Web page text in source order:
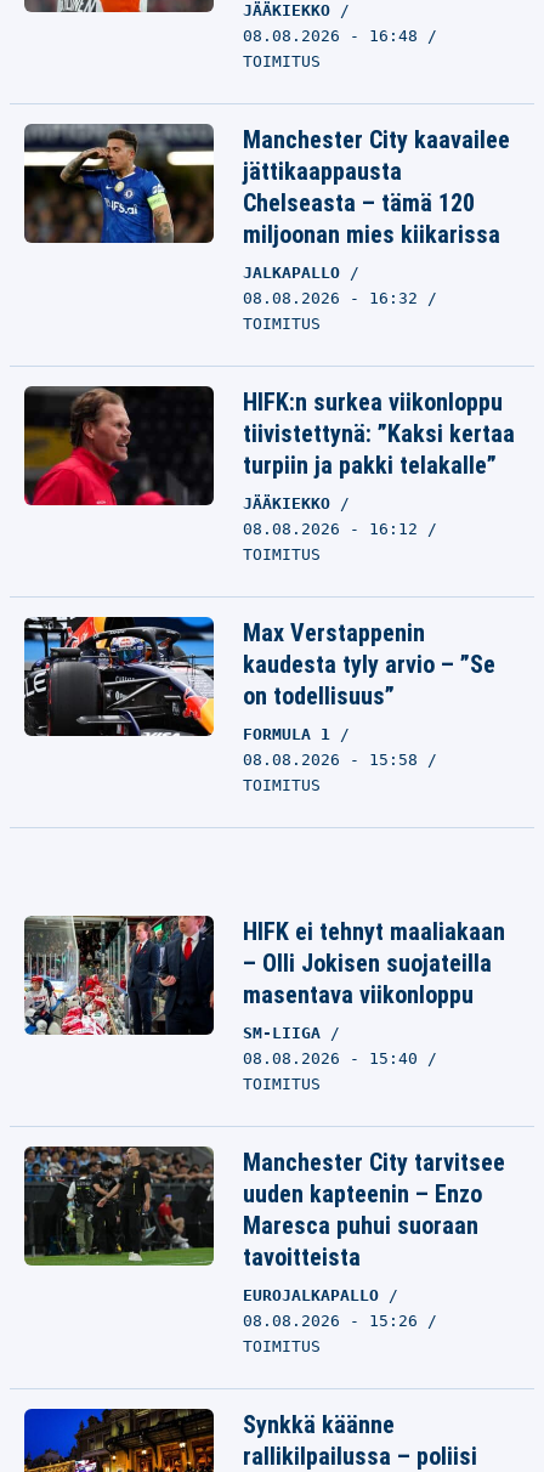
JÄÄKIEKKO
08.08.2026 - 16:48
TOIMITUS
Manchester City kaavailee
jättikaappausta
Chelseasta – tämä 120
miljoonan mies kiikarissa
JALKAPALLO
08.08.2026 - 16:32
TOIMITUS
HIFK:n surkea viikonloppu
tiivistettynä: ”Kaksi kertaa
turpiin ja pakki telakalle”
JÄÄKIEKKO
08.08.2026 - 16:12
TOIMITUS
Max Verstappenin
kaudesta tyly arvio – ”Se
on todellisuus”
FORMULA 1
08.08.2026 - 15:58
TOIMITUS
HIFK ei tehnyt maaliakaan
– Olli Jokisen suojateilla
masentava viikonloppu
SM-LIIGA
08.08.2026 - 15:40
TOIMITUS
Manchester City tarvitsee
uuden kapteenin – Enzo
Maresca puhui suoraan
tavoitteista
EUROJALKAPALLO
08.08.2026 - 15:26
TOIMITUS
Synkkä käänne
rallikilpailussa – poliisi